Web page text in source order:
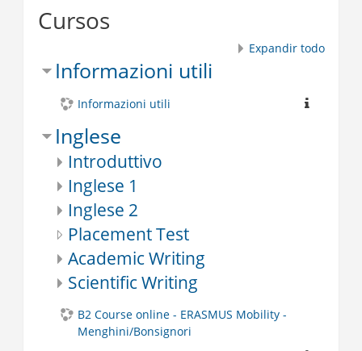
Cursos
Expandir todo
Informazioni utili
Informazioni utili
Inglese
Introduttivo
Inglese 1
Inglese 2
Placement Test
Academic Writing
Scientific Writing
B2 Course online - ERASMUS Mobility -
Menghini/Bonsignori